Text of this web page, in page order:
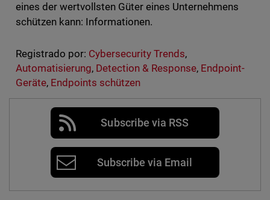
eines der wertvollsten Güter eines Unternehmens
schützen kann: Informationen.
Registrado por: Cybersecurity Trends,
Automatisierung, Detection & Response, Endpoint-
Geräte, Endpoints schützen
Subscribe via RSS
Subscribe via Email